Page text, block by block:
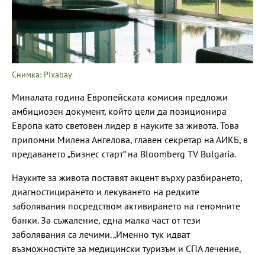
Снимка: Pixabay
Миналата година Европейската комисия предложи
амбициозен документ, който цели да позиционира
Европа като световен лидер в науките за живота. Това
припомни Милена Ангелова, главен секретар на АИКБ, в
предаването „Бизнес старт“ на Bloomberg TV Bulgaria.
Науките за живота поставят акцент върху разбирането,
диагностицирането и лекуването на редките
заболявания посредством активирането на геномните
банки. За съжаление, една малка част от тези
заболявания са лечими. „Именно тук идват
възможностите за медицински туризъм и СПА лечение,